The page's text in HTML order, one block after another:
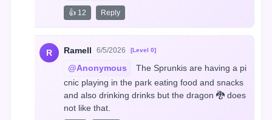
👍 12 Reply
R Ramell 6/5/2026 [Level 0]
@Anonymous
The Sprunkis are having a pi
cnic playing in the park eating food and snacks
and also drinking drinks but the dragon 🐉 does
not like that.